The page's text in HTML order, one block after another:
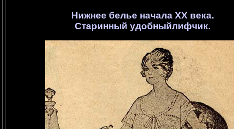
Нижнее белье начала ХХ века.
Старинный удобныйлифчик.